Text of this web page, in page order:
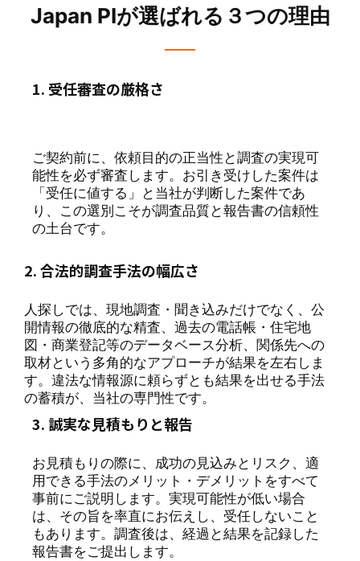
Japan PIが選ばれる３つの理由
1. 受任審査の厳格さ
ご契約前に、依頼目的の正当性と調査の実現可
能性を必ず審査します。お引き受けした案件は
「受任に値する」と当社が判断した案件であ
り、この選別こそが調査品質と報告書の信頼性
の土台です。
2. 合法的調査手法の幅広さ
人探しでは、現地調査・聞き込みだけでなく、公
開情報の徹底的な精査、過去の電話帳・住宅地
図・商業登記等のデータベース分析、関係先への
取材という多角的なアプローチが結果を左右しま
す。違法な情報源に頼らずとも結果を出せる手法
の蓄積が、当社の専門性です。
3. 誠実な見積もりと報告
お見積もりの際に、成功の見込みとリスク、適
用できる手法のメリット・デメリットをすべて
事前にご説明します。実現可能性が低い場合
は、その旨を率直にお伝えし、受任しないこと
もあります。調査後は、経過と結果を記録した
報告書をご提出します。